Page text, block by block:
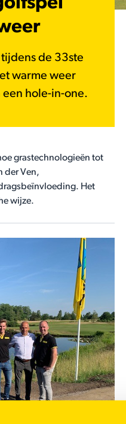
de 33ste
warme weer
een hole-in-one.
grastechnologieën tot
der Ven,
Het
wijze.